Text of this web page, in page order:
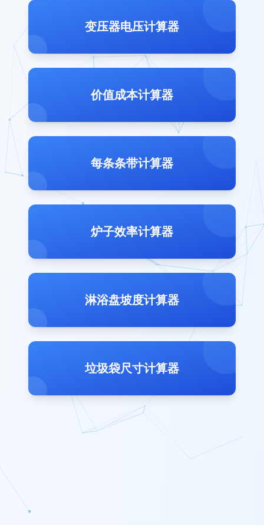
变压器电压计算器
价值成本计算器
每条条带计算器
炉子效率计算器
淋浴盘坡度计算器
垃圾袋尺寸计算器